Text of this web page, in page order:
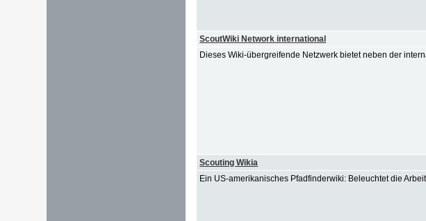
ScoutWiki Network international
Dieses Wiki-übergreifende Netzwerk bietet neben der
Scouting Wikia
Ein US-amerikanisches Pfadfinderwiki: Beleuchtet die